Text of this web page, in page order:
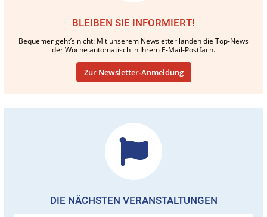
BLEIBEN SIE INFORMIERT!
Bequemer geht’s nicht: Mit unserem Newsletter landen die Top-News
der Woche automatisch in Ihrem E-Mail-Postfach.
Zur Newsletter-Anmeldung
DIE NÄCHSTEN VERANSTALTUNGEN